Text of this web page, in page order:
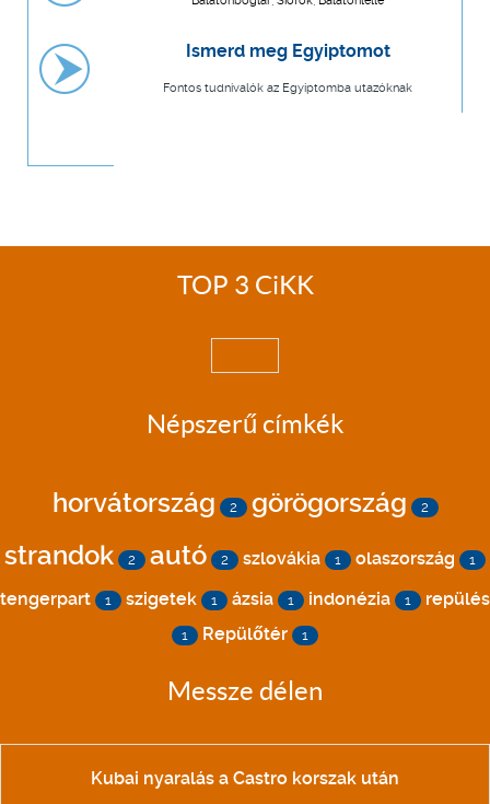
Ismerd meg Egyiptomot
Fontos tudnivalók az Egyiptomba utazóknak
TOP 3 CiKK
Népszerű címkék
horvátország 2 görögország 2
strandok 2 autó 2 szlovákia 1 olaszország 1
tengerpart 1 szigetek 1 ázsia 1 indonézia 1 repülés
1 Repülőtér 1
Messze délen
Kubai nyaralás a Castro korszak után